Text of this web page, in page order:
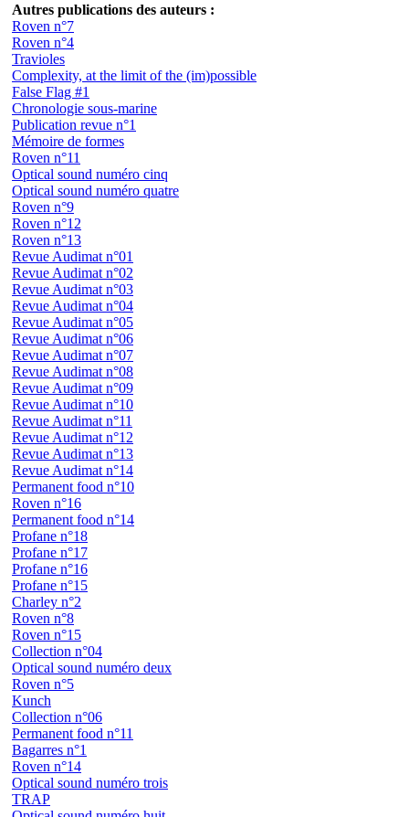
Autres publications des auteurs :
Roven n°7
Roven n°4
Travioles
Complexity, at the limit of the (im)possible
False Flag #1
Chronologie sous-marine
Publication revue n°1
Mémoire de formes
Roven n°11
Optical sound numéro cinq
Optical sound numéro quatre
Roven n°9
Roven n°12
Roven n°13
Revue Audimat n°01
Revue Audimat n°02
Revue Audimat n°03
Revue Audimat n°04
Revue Audimat n°05
Revue Audimat n°06
Revue Audimat n°07
Revue Audimat n°08
Revue Audimat n°09
Revue Audimat n°10
Revue Audimat n°11
Revue Audimat n°12
Revue Audimat n°13
Revue Audimat n°14
Permanent food n°10
Roven n°16
Permanent food n°14
Profane n°18
Profane n°17
Profane n°16
Profane n°15
Charley n°2
Roven n°8
Roven n°15
Collection n°04
Optical sound numéro deux
Roven n°5
Kunch
Collection n°06
Permanent food n°11
Bagarres n°1
Roven n°14
Optical sound numéro trois
TRAP